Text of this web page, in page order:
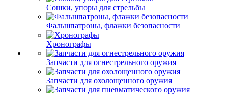
Сошки, упоры для стрельбы
Фальшпатроны, флажки безопасности
Хронографы
Запчасти для огнестрельного оружия
Запчасти для охолощенного оружия